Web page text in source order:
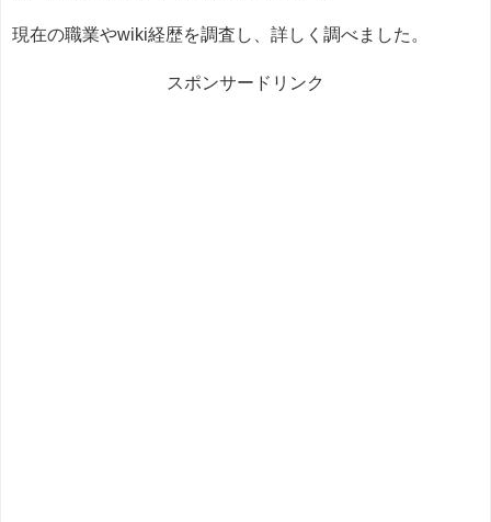
現在の職業やwiki経歴を調査し、詳しく調べました。
スポンサードリンク